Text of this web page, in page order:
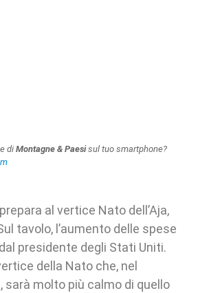
di Montagne & Paesisul tuo smartphone?
al vertice Nato dell’Aja,
tavolo, l’aumento delle spese
presidente degli Stati Uniti.
della Nato che, nel
sarà molto più calmo di quello